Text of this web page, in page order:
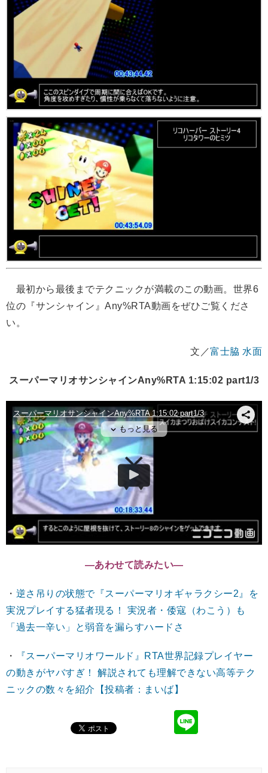
最初から最後までテクニックが満載のこの動画。世界6
位の『サンシャイン』Any%RTA動画をぜひご覧くださ
い。
文／富士脇 水面
スーパーマリオサンシャインAny%RTA 1:15:02 part1/3
―あわせて読みたい―
・ 逆さ吊りの状態で『スーパーマリオギャラクシー2』を
実況プレイする猛者現る！ 実況者・倭寇（わこう）も
「過去一辛い」と弱音を漏らすハードさ
・
『スーパーマリオワールド』RTA世界記録プレイヤー
の動きがヤバすぎ！ 解説されても理解できない高等テク
ニックの数々を紹介【投稿者：まいば】